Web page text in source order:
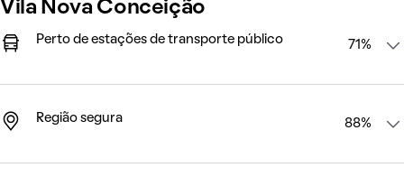
Vila Nova Conceição
Perto de estações de transporte público 71%
Região segura 88%